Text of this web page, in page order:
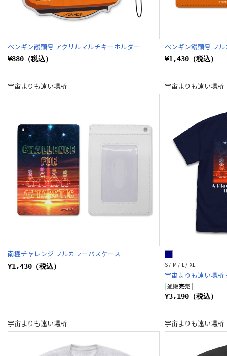
ペンギン饅頭号 アクリルマルチキーホルダー
¥880（税込）
ペンギン饅頭号 フ
¥1,430（税込）
宇宙よりも遠い場所
南極チャレンジ フルカラーパスケース
¥1,430（税込）
宇宙よりも遠い場所
S / M / L / XL
宇宙よりも遠い場所
¥3,190（税込）
宇宙よりも遠い場所 宇宙よりも遠い場所